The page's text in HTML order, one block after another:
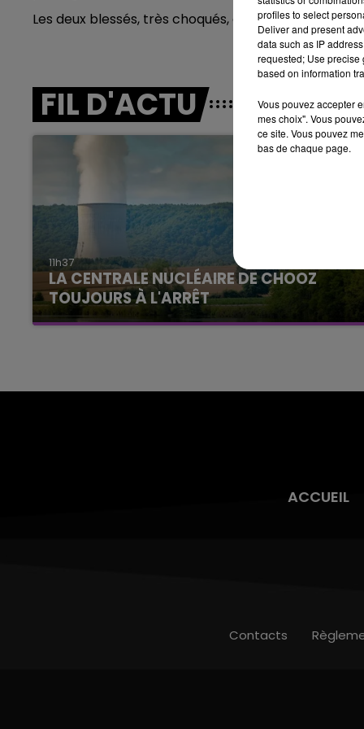
LE BEST OF DE LA FAMILLE
CHAMPAGNE FM
Les deux blessés, très choqués, ont été
FIL D'ACTU
11h37
LA CENTRALE NUCLÉAIRE DE CHOOZ
TOUJOURS À L'ARRÊT
Cela fait déjà une semaine que la centrale
6h00 - 10h00
La Famille
ACCUEIL
Contacts
profiles to select
Deliver and present
data such as IP
requested; Use precise
based on information
Vous pouvez accepter
mes choix". Vous
ce site. Vous pouvez
bas de chaque page.